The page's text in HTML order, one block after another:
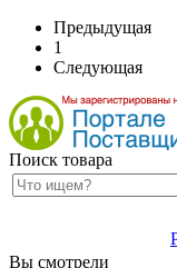
Предыдущая
1
Следующая
Поиск товара
Вы смотрели